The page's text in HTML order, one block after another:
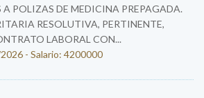
A POLIZAS DE MEDICINA PREPAGADA.
RESOLUTIVA, PERTINENTE,
LABORAL CON...
- Salario: 4200000